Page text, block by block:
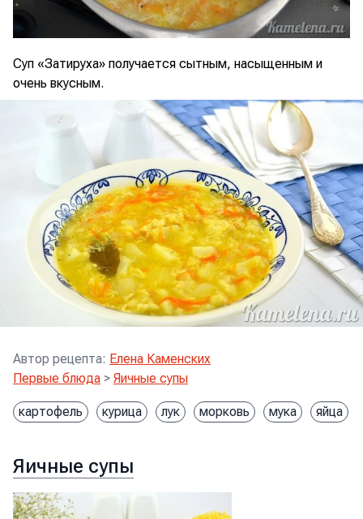
Суп «Затируха» получается сытным, насыщенным и
очень вкусным.
Автор рецепта: Елена Каменских
Первые блюда > Яичные супы
картофель курица лук морковь мука яйца
Яичные супы